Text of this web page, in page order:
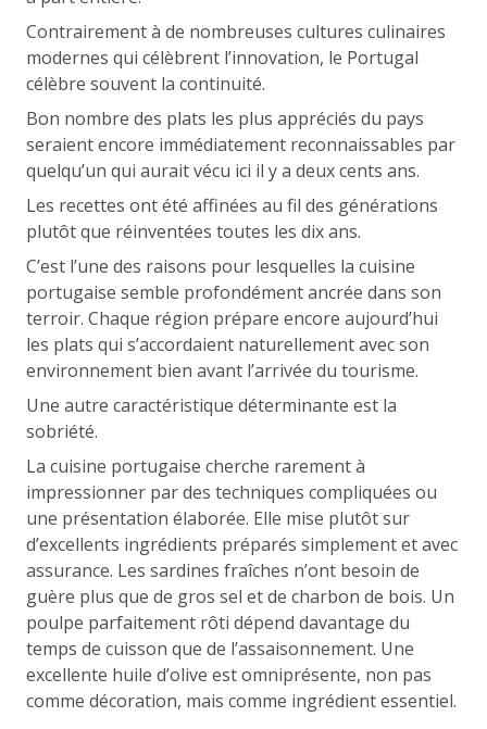
Contrairement à de nombreuses cultures culinaires
modernes qui célèbrent l’innovation, le Portugal
célèbre souvent la continuité.
Bon nombre des plats les plus appréciés du pays
seraient encore immédiatement reconnaissables par
quelqu’un qui aurait vécu ici il y a deux cents ans.
Les recettes ont été affinées au fil des générations
plutôt que réinventées toutes les dix ans.
C’est l’une des raisons pour lesquelles la cuisine
portugaise semble profondément ancrée dans son
terroir. Chaque région prépare encore aujourd’hui
les plats qui s’accordaient naturellement avec son
environnement bien avant l’arrivée du tourisme.
Une autre caractéristique déterminante est la
sobriété.
La cuisine portugaise cherche rarement à
impressionner par des techniques compliquées ou
une présentation élaborée. Elle mise plutôt sur
d’excellents ingrédients préparés simplement et avec
assurance. Les sardines fraîches n’ont besoin de
guère plus que de gros sel et de charbon de bois. Un
poulpe parfaitement rôti dépend davantage du
temps de cuisson que de l’assaisonnement. Une
excellente huile d’olive est omniprésente, non pas
comme décoration, mais comme ingrédient essentiel.